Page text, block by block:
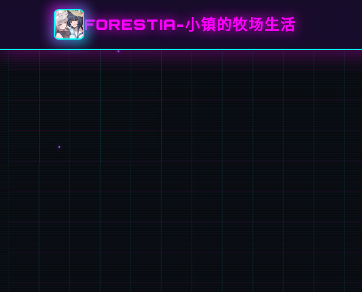
FORESTIA-小镇的牧场生活